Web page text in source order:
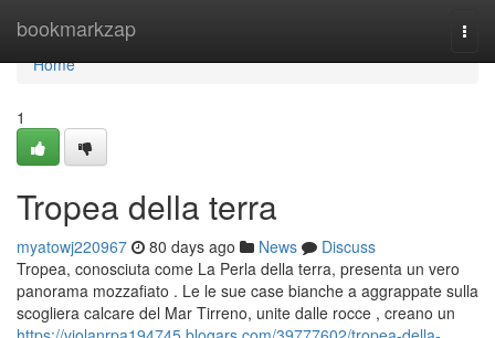
bookmarkzap
Home
Home
1
Tropea della terra
myatowj220967 80 days ago News
Discuss
Tropea, conosciuta come La Perla della terra, presenta un vero
panorama mozzafiato . Le le sue case bianche a aggrappate sulla
scogliera calcare del Mar Tirreno, unite dalle rocce , creano un